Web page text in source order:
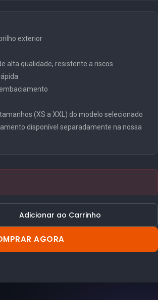
exterior
alta qualidade, resistente a riscos
(XS a XXL) do modelo selecionado
disponível separadamente na nossa
Adicionar ao Carrinho
AGORA